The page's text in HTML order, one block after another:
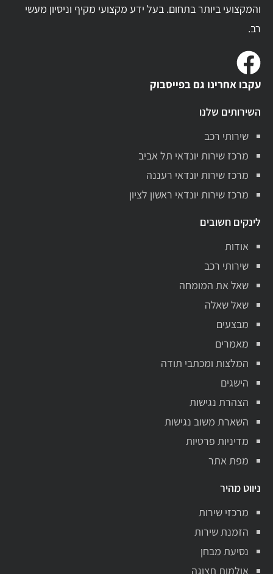
והמקצועי ביותר בתחום. בעל ידע מקצועי מקיף וניסיון מעשי
רב.
עקבו אחרינו גם בפייסבוק
השירותים שלנו
שירותי רכב
מרכז שירות יונדאי תל אביב
מרכז שירות יונדאי רעננה
מרכז שירות יונדאי ראשון לציון
לינקים חשובים
אודות
שירותי רכב
שאל את המומחה
שאל שאלה
מבצעים
מאמרים
המלצות ומכתבי תודה
הישגים
הצהרת נגישות
השארת משוב נגישות
מדיניות פרטיות
מפת אתר
ניווט מהיר
מרכזי שירות
הזמנת שירות
נסיעת מבחן
אולמות תצוגה